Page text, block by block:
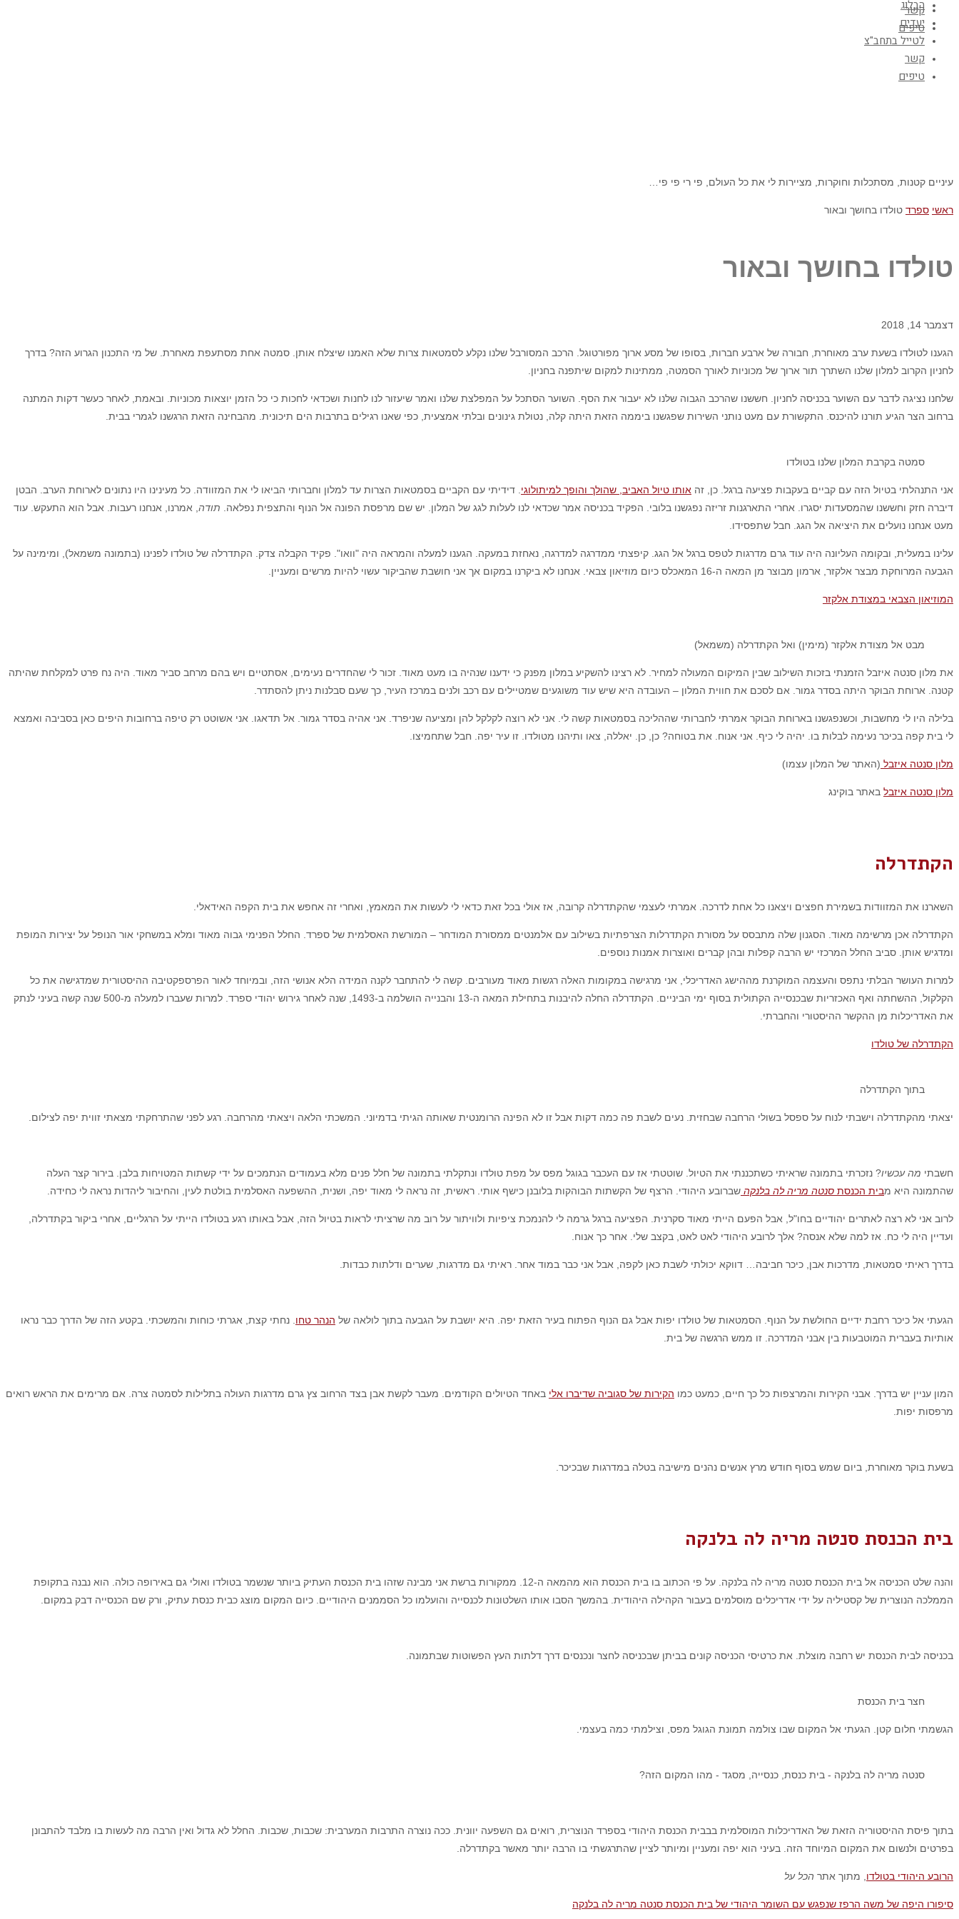
קשר
טיפים
הבלוג
יעדים
לטייל בתחב"צ
קשר
טיפים
עיניים קטנות, מסתכלות וחוקרות, מציירות לי את כל העולם, פי רי פי פי…
ראשי ספרד טולדו בחושך ובאור
טולדו בחושך ובאור
דצמבר 14, 2018
הגענו לטולדו בשעת ערב מאוחרת, חבורה של ארבע חברות, בסופו של מסע ארוך מפורטוגל. הרכב המסורבל שלנו נקלע לסמטאות צרות שלא האמנו שיצלח אותן. סמטה אחת מסתעפת מאחרת. של מי התכנון הגרוע הזה? בדרך
לחניון הקרוב למלון שלנו השתרך תור ארוך של מכוניות לאורך הסמטה, ממתינות למקום שיתפנה בחניון.
שלחנו נציגה לדבר עם השוער בכניסה לחניון. חששנו שהרכב הגבוה שלנו לא יעבור את הסף. השוער הסתכל על המפלצת שלנו ואמר שיעזור לנו לחנות ושכדאי לחכות כי כל הזמן יוצאות מכוניות. ובאמת, לאחר כעשר דקות המתנה
ברחוב הצר הגיע תורנו להיכנס. התקשורת עם מעט נותני השירות שפגשנו ביממה הזאת היתה קלה, נטולת גינונים ובלתי אמצעית, כפי שאנו רגילים בתרבות הים תיכונית. מהבחינה הזאת הרגשנו לגמרי בבית.
סמטה בקרבת המלון שלנו בטולדו
אני התנהלתי בטיול הזה עם קביים בעקבות פציעה ברגל. כן, זה אותו טיול האביב, שהולך והופך למיתולוגי . דידיתי עם הקביים בסמטאות הצרות עד למלון וחברותי הביאו לי את המזוודה. כל מעינינו היו נתונים לארוחת הערב. הבטן
דיברה חזק וחששנו שהמסעדות יסגרו. אחרי התארגנות זריזה נפגשנו בלובי. הפקיד בכניסה אמר שכדאי לנו לעלות לגג של המלון. יש שם מרפסת הפונה אל הנוף והתצפית נפלאה. תודה , אמרנו, אנחנו רעבות. אבל הוא התעקש. עוד
מעט אנחנו נועלים את היציאה אל הגג. חבל שתפסידו.
עלינו במעלית, ובקומה העליונה היה עוד גרם מדרגות לטפס ברגל אל הגג. קיפצתי ממדרגה למדרגה, נאחזת במעקה. הגענו למעלה והמראה היה "וואו". פקיד הקבלה צדק. הקתדרלה של טולדו לפנינו (בתמונה משמאל), ומימינה על
הגבעה המרוחקת מבצר אלקזר, ארמון מבוצר מן המאה ה-16 המאכלס כיום מוזיאון צבאי. אנחנו לא ביקרנו במקום אך אני חושבת שהביקור עשוי להיות מרשים ומעניין.
המוזיאון הצבאי במצודת אלקזר
מבט אל מצודת אלקזר (מימין) ואל הקתדרלה (משמאל)
את מלון סנטה איזבל הזמנתי בזכות השילוב שבין המיקום המעולה למחיר. לא רצינו להשקיע במלון מפנק כי ידענו שנהיה בו מעט מאוד. זכור לי שהחדרים נעימים, אסתטיים ויש בהם מרחב סביר מאוד. היה נח פרט למקלחת שהיתה
קטנה. ארוחת הבוקר היתה בסדר גמור. אם לסכם את חווית המלון – העובדה היא שיש עוד משוגעים שמטיילים עם רכב ולנים במרכז העיר, כך שעם סבלנות ניתן להסתדר.
בלילה היו לי מחשבות, וכשנפגשנו בארוחת הבוקר אמרתי לחברותי שההליכה בסמטאות קשה לי. אני לא רוצה לקלקל להן ומציעה שניפרד. אני אהיה בסדר גמור. אל תדאגו. אני אשוטט רק טיפה ברחובות היפים כאן בסביבה ואמצא
לי בית קפה בכיכר נעימה לבלות בו. יהיה לי כיף. אני אנוח. את בטוחה? כן, כן. יאללה, צאו ותיהנו מטולדו. זו עיר יפה. חבל שתחמיצו.
מלון סנטה איזבל (האתר של המלון עצמו)
מלון סנטה איזבל באתר בוקינג
הקתדרלה
השארנו את המזוודות בשמירת חפצים ויצאנו כל אחת לדרכה. אמרתי לעצמי שהקתדרלה קרובה, אז אולי בכל זאת כדאי לי לעשות את המאמץ, ואחרי זה אחפש את בית הקפה האידאלי.
הקתדרלה אכן מרשימה מאוד. הסגנון שלה מתבסס על מסורת הקתדרלות הצרפתיות בשילוב עם אלמנטים ממסורת המודחר – המורשת האסלמית של ספרד. החלל הפנימי גבוה מאוד ומלא במשחקי אור הנופל על יצירות המופת
ומדגיש אותן. סביב החלל המרכזי יש הרבה קפלות ובהן קברים ואוצרות אמנות נוספים.
למרות העושר הבלתי נתפס והעצמה המוקרנת מההישג האדריכלי, אני מרגישה במקומות האלה רגשות מאוד מעורבים. קשה לי להתחבר לקנה המידה הלא אנושי הזה, ובמיוחד לאור הפרספקטיבה ההיסטורית שמדגישה את כל
הקלקול, ההשחתה ואף האכזריות שבכנסייה הקתולית בסוף ימי הביניים. הקתדרלה החלה להיבנות בתחילת המאה ה-13 והבנייה הושלמה ב-1493, שנה לאחר גירוש יהודי ספרד. למרות שעברו למעלה מ-500 שנה קשה בעיני לנתק
את האדריכלות מן ההקשר ההיסטורי והחברתי.
הקתדרלה של טולדו
בתוך הקתדרלה
יצאתי מהקתדרלה וישבתי לנוח על ספסל בשולי הרחבה שבחזית. נעים לשבת פה כמה דקות אבל זו לא הפינה הרומנטית שאותה הגיתי בדמיוני. המשכתי הלאה ויצאתי מהרחבה. רגע לפני שהתרחקתי מצאתי זווית יפה לצילום.
חשבתי מה עכשיו? נזכרתי בתמונה שראיתי כשתכננתי את הטיול. שוטטתי אז עם העכבר בגוגל מפס על מפת טולדו ונתקלתי בתמונה של חלל פנים מלא בעמודים הנתמכים על ידי קשתות המטויחות בלבן. בירור קצר העלה
שהתמונה היא מבית הכנסת סנטה מריה לה בלנקה שברובע היהודי. הרצף של הקשתות הבוהקות בלובנן כישף אותי. ראשית, זה נראה לי מאוד יפה, ושנית, ההשפעה האסלמית בולטת לעין, והחיבור ליהדות נראה לי כחידה.
לרוב אני לא רצה לאתרים יהודיים בחו"ל, אבל הפעם הייתי מאוד סקרנית. הפציעה ברגל גרמה לי להנמכת ציפיות ולוויתור על רוב מה שרציתי לראות בטיול הזה, אבל באותו רגע בטולדו הייתי על הרגליים, אחרי ביקור בקתדרלה,
ועדיין היה לי כח. אז למה שלא אנסה? אלך לרובע היהודי לאט לאט, בקצב שלי. אחר כך אנוח.
בדרך ראיתי סמטאות, מדרכות אבן, כיכר חביבה… דווקא יכולתי לשבת כאן לקפה, אבל אני כבר במוד אחר. ראיתי גם מדרגות, שערים ודלתות כבדות.
הגעתי אל כיכר רחבת ידיים החולשת על הנוף. הסמטאות של טולדו יפות אבל גם הנוף הפתוח בעיר הזאת יפה. היא יושבת על הגבעה בתוך לולאה של הנהר טחו . נחתי קצת, אגרתי כוחות והמשכתי. בקטע הזה של הדרך כבר נראו
אותיות בעברית המוטבעות בין אבני המדרכה. זו ממש הרגשה של בית.
המון עניין יש בדרך. אבני הקירות והמרצפות כל כך חיים, כמעט כמו הקירות של סגוביה שדיברו אלי באחד הטיולים הקודמים. מעבר לקשת אבן בצד הרחוב צץ גרם מדרגות העולה בתלילות לסמטה צרה. אם מרימים את הראש רואים
מרפסות יפות.
בשעת בוקר מאוחרת, ביום שמש בסוף חודש מרץ אנשים נהנים מישיבה בטלה במדרגות שבכיכר.
בית הכנסת סנטה מריה לה בלנקה
והנה שלט הכניסה אל בית הכנסת סנטה מריה לה בלנקה. על פי הכתוב בו בית הכנסת הוא מהמאה ה-12. ממקורות ברשת אני מבינה שזהו בית הכנסת העתיק ביותר שנשמר בטולדו ואולי גם באירופה כולה. הוא נבנה בתקופת
הממלכה הנוצרית של קסטיליה על ידי אדריכלים מוסלמים בעבור הקהילה היהודית. בהמשך הסבו אותו השלטונות לכנסייה והועלמו כל הסממנים היהודיים. כיום המקום מוצג כבית כנסת עתיק , ורק שם הכנסייה דבק במקום.
בכניסה לבית הכנסת יש רחבה מוצלת. את כרטיסי הכניסה קונים בביתן שבכניסה לחצר ונכנסים דרך דלתות העץ הפשוטות שבתמונה.
חצר בית הכנסת
הגשמתי חלום קטן. הגעתי אל המקום שבו צולמה תמונת הגוגל מפס, וצילמתי כמה בעצמי.
סנטה מריה לה בלנקה - בית כנסת, כנסייה, מסגד - מהו המקום הזה?
בתוך פיסת ההיסטוריה הזאת של האדריכלות המוסלמית בבבית הכנסת היהודי בספרד הנוצרית, רואים גם השפעה יוונית. ככה נוצרה התרבות המערבית: שכבות, שכבות. החלל לא גדול ואין הרבה מה לעשות בו מלבד להתבונן
בפרטים ולנשום את המקום המיוחד הזה. בעיני הוא יפה ומעניין ומיותר לציין שהתרגשתי בו הרבה יותר מאשר בקתדרלה.
הרובע היהודי בטולדו , מתוך אתר הכל על
סיפורו היפה של משה הרפז שנפגש עם השומר היהודי של בית הכנסת סנטה מריה לה בלנקה